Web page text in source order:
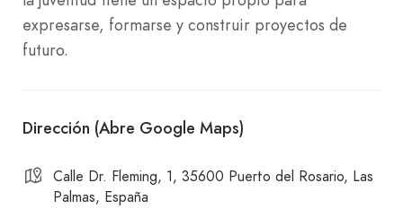
expresarse, formarse y construir proyectos de
futuro.
Dirección (Abre Google Maps)
Calle Dr. Fleming, 1, 35600 Puerto del Rosario, Las
Palmas, España